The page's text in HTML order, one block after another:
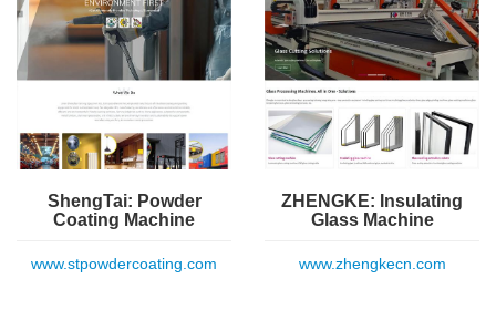
ShengTai: Powder
Coating Machine
www.stpowdercoating.com
ZHENGKE: Insulating
Glass Machine
www.zhengkecn.com